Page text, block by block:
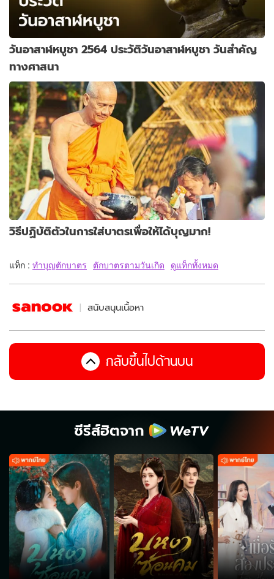
วันอาสาฬหบูชา 2564 ประวัติวันอาสาฬหบูชา วันสำคัญ
ทางศาสนา
วิธีปฏิบัติตัวในการใส่บาตรเพื่อให้ได้บุญมาก!
แท็ก : ทำบุญตักบาตร ตักบาตรตามวันเกิด ดูแท็กทั้งหมด
สนับสนุนเนื้อหา
กลับขึ้นไปด้านบน
ซีรีส์ฮิตจาก